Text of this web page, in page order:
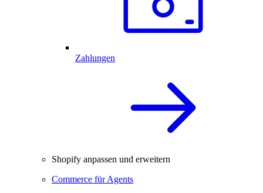
Zahlungen
Shopify anpassen und erweitern
Commerce für Agents